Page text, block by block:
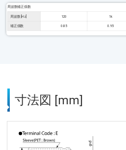
周波数補正係数
周波数 [Hz] 120 1k
補正係数 0.85 0.95
寸法図 [mm]